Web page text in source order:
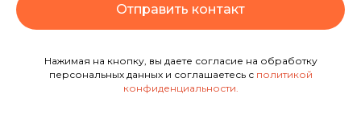
Отправить контакт
Нажимая на кнопку, вы даете согласие на обработку
персональных данных и соглашаетесь с политикой
конфиденциальности